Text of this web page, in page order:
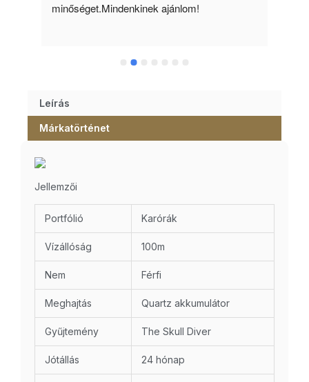
minőséget.Mindenkinek ajánlom!
Leírás
Márkatörténet
Jellemzői
Portfólió Karórák
Vízállóság 100m
Nem Férfi
Meghajtás Quartz akkumulátor
Gyűjtemény The Skull Diver
Jótállás 24 hónap